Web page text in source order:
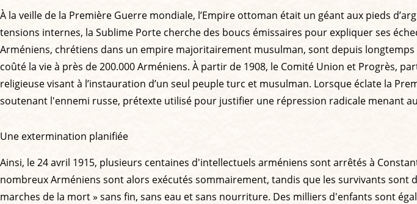
À la veille de la Première Guerre mondiale, l’Empire ottoman était un géant aux pieds
tensions internes, la Sublime Porte cherche des boucs émissaires pour expliquer ses
Arméniens, chrétiens dans un empire majoritairement musulman, sont depuis
coûté la vie à près de 200.000 Arméniens. À partir de 1908, le Comité Union et Progrès,
religieuse visant à l’instauration d’un seul peuple turc et musulman. Lorsque éclate la
soutenant l'ennemi russe, prétexte utilisé pour justifier une répression radicale menant
Une extermination planifiée
Ainsi, le 24 avril 1915, plusieurs centaines d'intellectuels arméniens sont arrêtés à
nombreux Arméniens sont alors exécutés sommairement, tandis que les survivants
marches de la mort » sans fin, sans eau et sans nourriture. Des milliers d'enfants sont